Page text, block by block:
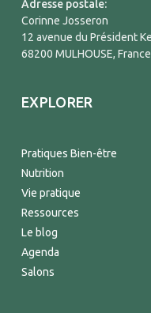
Adresse postale:
Corinne Josseron
12 avenue du Président
68200 MULHOUSE, France
EXPLORER
Pratiques Bien-être
Nutrition
Vie pratique
Ressources
Le blog
Agenda
Salons